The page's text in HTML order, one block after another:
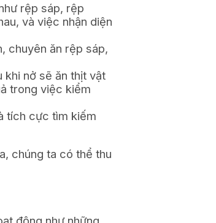
rệp sáp, rệp
và việc nhận diện
chuyên ăn rệp sáp,
khi nở sẽ ăn thịt vật
trong việc kiểm
tích cực tìm kiếm
chúng ta có thể thu